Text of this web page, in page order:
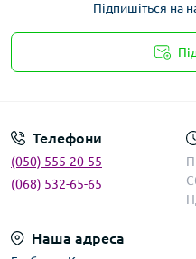
Підпишіться на
Телефони
(050) 555-20-55
(068) 532-65-65
Наша адреса